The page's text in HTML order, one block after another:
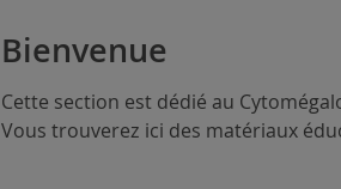
Bienvenue
Cette section est dédié au
Vous trouverez ici des matériaux